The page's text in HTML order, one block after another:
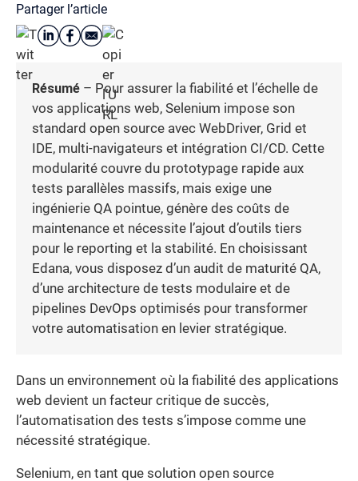
Partager l’article
Résumé – Pour assurer la fiabilité et l’échelle de
vos applications web, Selenium impose son
standard open source avec WebDriver, Grid et
IDE, multi-navigateurs et intégration CI/CD. Cette
modularité couvre du prototypage rapide aux
tests parallèles massifs, mais exige une
ingénierie QA pointue, génère des coûts de
maintenance et nécessite l’ajout d’outils tiers
pour le reporting et la stabilité. En choisissant
Edana, vous disposez d’un audit de maturité QA,
d’une architecture de tests modulaire et de
pipelines DevOps optimisés pour transformer
votre automatisation en levier stratégique.
Dans un environnement où la fiabilité des applications
web devient un facteur critique de succès,
l’automatisation des tests s’impose comme une
nécessité stratégique.
Selenium, en tant que solution open source